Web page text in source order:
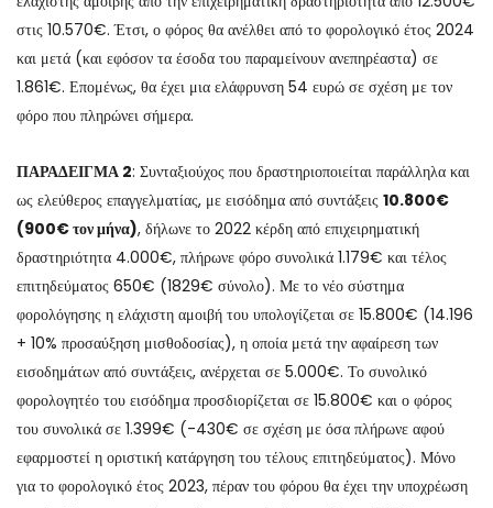
στις 10.570€. Έτσι, ο φόρος θα ανέλθει από το φορολογικό έτος 2024
και μετά (και εφόσον τα έσοδα του παραμείνουν ανεπηρέαστα) σε
1.861€. Επομένως, θα έχει μια ελάφρυνση 54 ευρώ σε σχέση με τον
φόρο που πληρώνει σήμερα.
ΠΑΡΑΔΕΙΓΜΑ 2: Συνταξιούχος που δραστηριοποιείται παράλληλα και
ως ελεύθερος επαγγελματίας, με εισόδημα από συντάξεις 10.800€
(900€ τον μήνα), δήλωνε το 2022 κέρδη από επιχειρηματική
δραστηριότητα 4.000€, πλήρωνε φόρο συνολικά 1.179€ και τέλος
επιτηδεύματος 650€ (1829€ σύνολο). Με το νέο σύστημα
φορολόγησης η ελάχιστη αμοιβή του υπολογίζεται σε 15.800€ (14.196
+ 10% προσαύξηση μισθοδοσίας), η οποία μετά την αφαίρεση των
εισοδημάτων από συντάξεις, ανέρχεται σε 5.000€. Το συνολικό
φορολογητέο του εισόδημα προσδιορίζεται σε 15.800€ και ο φόρος
του συνολικά σε 1.399€ (-430€ σε σχέση με όσα πλήρωνε αφού
εφαρμοστεί η οριστική κατάργηση του τέλους επιτηδεύματος). Μόνο
για το φορολογικό έτος 2023, πέραν του φόρου θα έχει την υποχρέωση